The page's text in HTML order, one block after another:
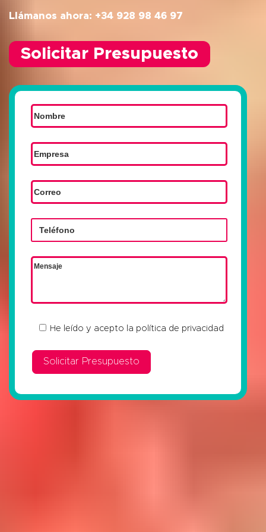
Llámanos ahora: +34 928 98 46 97
Solicitar Presupuesto
He leído y acepto la política de privacidad